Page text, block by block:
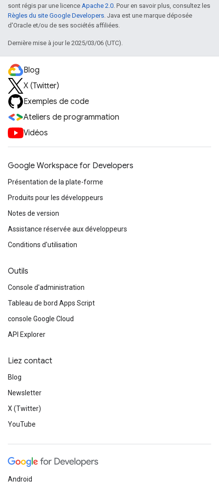
sont régis par une licence Apache 2.0 . Pour en savoir plus, consultez les
Règles du site Google Developers . Java est une marque déposée
d'Oracle et/ou de ses sociétés affiliées.
Dernière mise à jour le 2025/03/06 (UTC).
Blog
X (Twitter)
Exemples de code
Ateliers de programmation
Vidéos
Google Workspace for Developers
Présentation de la plate-forme
Produits pour les développeurs
Notes de version
Assistance réservée aux développeurs
Conditions d'utilisation
Outils
Console d'administration
Tableau de bord Apps Script
console Google Cloud
API Explorer
Liez contact
Blog
Newsletter
X (Twitter)
YouTube
Android